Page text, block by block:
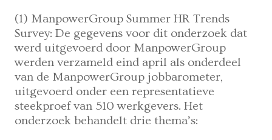
(1) ManpowerGroup Summer HR Trends
Survey: De gegevens voor dit onderzoek dat
werd uitgevoerd door ManpowerGroup
werden verzameld eind april als onderdeel
van de ManpowerGroup jobbarometer,
uitgevoerd onder een representatieve
steekproef van 510 werkgevers. Het
onderzoek behandelt drie thema’s: